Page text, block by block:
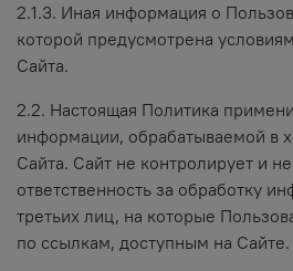
2.1.3. Иная информация о
которой предусмотрена
Сайта.
2.2. Настоящая Политика
информации, обрабатываемой в
Сайта. Сайт не контролирует и
ответственность за обработку
третьих лиц, на которые
по ссылкам, доступным на Сайте.